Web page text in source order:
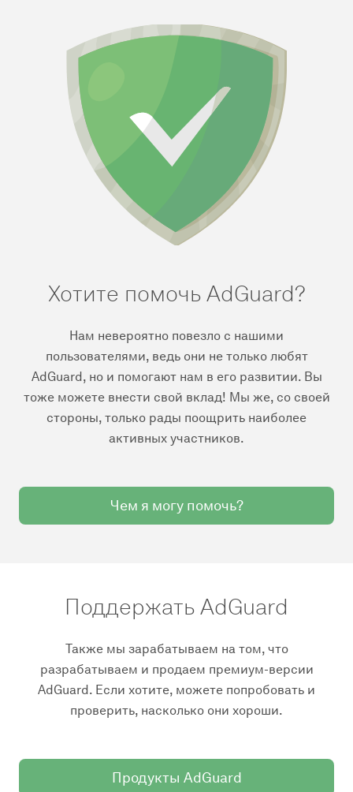
Хотите помочь AdGuard?
Нам невероятно повезло с нашими
пользователями, ведь они не только любят
AdGuard, но и помогают нам в его развитии. Вы
тоже можете внести свой вклад! Мы же, со своей
стороны, только рады поощрить наиболее
активных участников.
Чем я могу помочь?
Поддержать AdGuard
Также мы зарабатываем на том, что
разрабатываем и продаем премиум-версии
AdGuard. Если хотите, можете попробовать и
проверить, насколько они хороши.
Продукты AdGuard